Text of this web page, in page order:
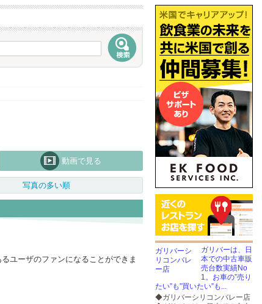
動画で見る
写真の多い順
ユーザのファンになることができま
ガリバーは、日
本での中古車販
売台数実績No
1。お車の”売り
たい”も”買いたい”も...
◆ガリバーシリコンバレー店